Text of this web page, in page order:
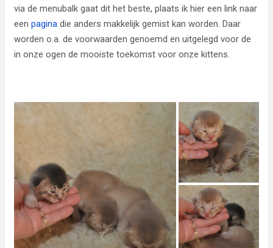
via de menubalk gaat dit het beste, plaats ik hier een link naar
een pagina die anders makkelijk gemist kan worden. Daar
worden o.a. de voorwaarden genoemd en uitgelegd voor de
in onze ogen de mooiste toekomst voor onze kittens.